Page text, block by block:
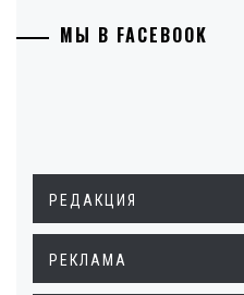
МЫ В FACEBOOK
РЕДАКЦИЯ
РЕКЛАМА